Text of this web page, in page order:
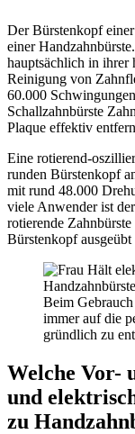
Der Bürstenkopf
einer
hauptsächlich in ihrer
Reinigung von
60.000
Schallzahnbürste
Plaque effektiv
Eine rotierend-
runden Bürstenkopf
mit rund 48.000
viele Anwender ist
rotierende
Bürstenkopf
Beim
immer auf die
gründlich zu
Welche Vor-
und
zu